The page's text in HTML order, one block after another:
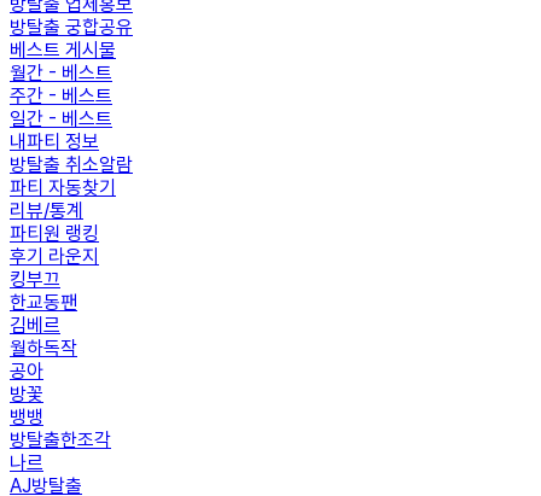
방탈출 궁합공유
베스트 게시물
월간 - 베스트
주간 - 베스트
일간 - 베스트
내파티 정보
방탈출 취소알람
파티 자동찾기
리뷰/통계
파티원 랭킹
후기 라운지
킹부끄
한교동팬
김베르
월하독작
공아
방꽃
뱅뱅
방탈출한조각
나르
AJ방탈출